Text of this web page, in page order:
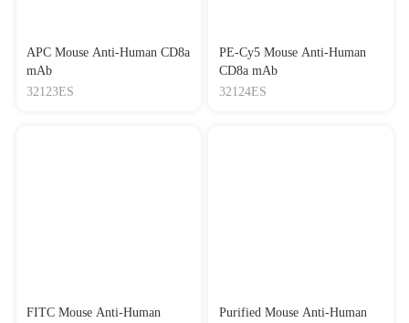
APC Mouse Anti-Human CD8a
mAb
32123ES
PE-Cy5 Mouse Anti-Human
CD8a mAb
32124ES
FITC Mouse Anti-Human
Purified Mouse Anti-Human